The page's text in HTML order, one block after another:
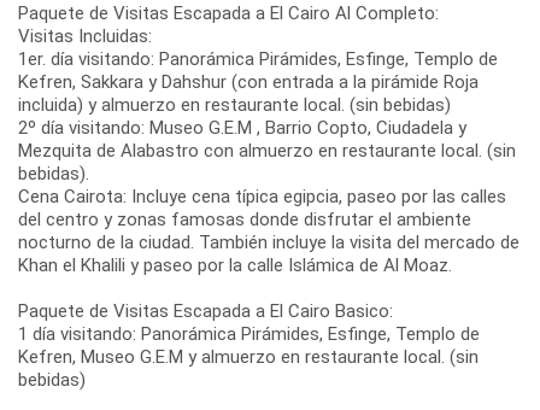
Paquete de Visitas Escapada a El Cairo Al Completo:
Visitas Incluidas:
1er. día visitando: Panorámica Pirámides, Esfinge, Templo de
Kefren, Sakkara y Dahshur (con entrada a la pirámide Roja
incluida) y almuerzo en restaurante local. (sin bebidas)
2º día visitando: Museo G.E.M , Barrio Copto, Ciudadela y
Mezquita de Alabastro con almuerzo en restaurante local. (sin
bebidas).
Cena Cairota: Incluye cena típica egipcia, paseo por las calles
del centro y zonas famosas donde disfrutar el ambiente
nocturno de la ciudad. También incluye la visita del mercado de
Khan el Khalili y paseo por la calle Islámica de Al Moaz.
Paquete de Visitas Escapada a El Cairo Basico:
1 día visitando: Panorámica Pirámides, Esfinge, Templo de
Kefren, Museo G.E.M y almuerzo en restaurante local. (sin
bebidas)